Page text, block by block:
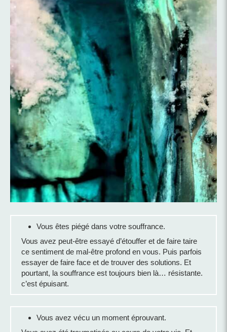
Vous êtes piégé dans votre souffrance.
Vous avez peut-être essayé d’étouffer et de faire taire
ce sentiment de mal-être profond en vous. Puis parfois
essayer de faire face et de trouver des solutions. Et
pourtant, la souffrance est toujours bien là… résistante.
c’est épuisant.
Vous avez vécu un moment éprouvant.